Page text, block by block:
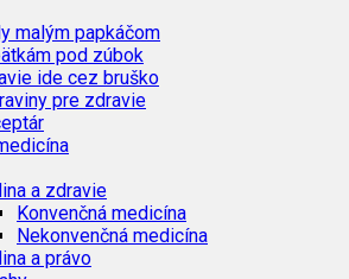
malým papkáčom
pod zúbok
ide cez bruško
pre zdravie
a zdravie
Konvenčná medicína
Nekonvenčná medicína
a právo